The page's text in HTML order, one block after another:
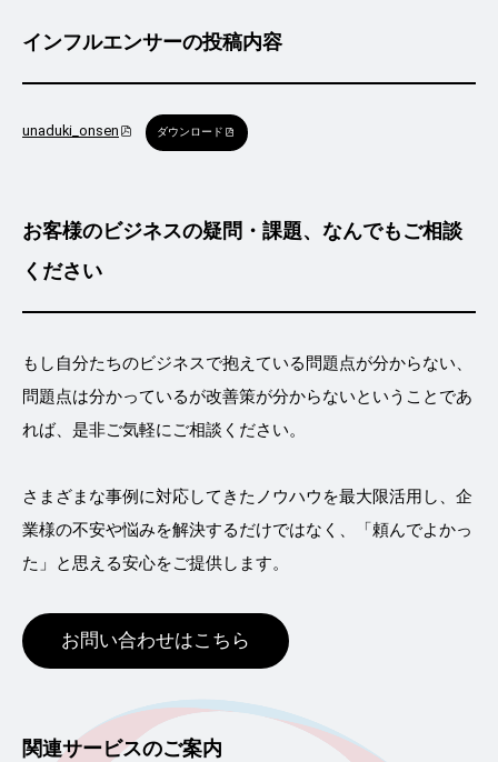
インフルエンサーの投稿内容
unaduki_onsen ダウンロード
お客様のビジネスの疑問・課題、なんでもご相談
ください
もし自分たちのビジネスで抱えている問題点が分からない、
問題点は分かっているが改善策が分からないということであ
れば、是非ご気軽にご相談ください。
さまざまな事例に対応してきたノウハウを最大限活用し、企
業様の不安や悩みを解決するだけではなく、「頼んでよかっ
た」と思える安心をご提供します。
お問い合わせはこちら
関連サービスのご案内